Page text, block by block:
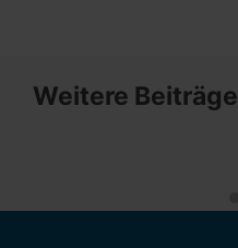
Weitere Beiträge